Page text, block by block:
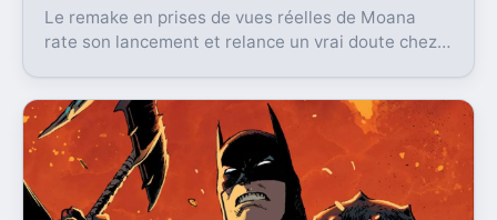
Le remake en prises de vues réelles de Moana
rate son lancement et relance un vrai doute chez